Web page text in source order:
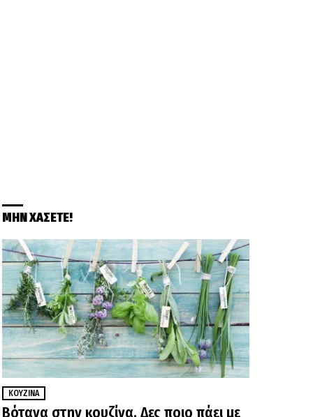
ΜΗΝ ΧΑΣΕΤΕ!
ΚΟΥΖΊΝΑ
Βότανα στην κουζίνα. Δες ποιο πάει με